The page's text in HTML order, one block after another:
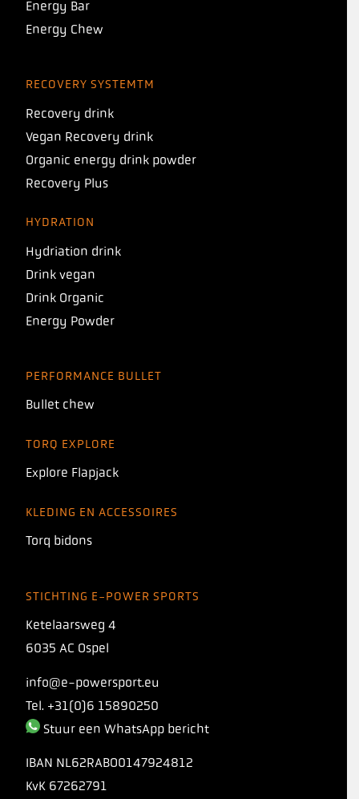
Energy Bar
Energy Chew
RECOVERY SYSTEMTM
Recovery drink
Vegan Recovery drink
Organic energy drink powder
Recovery Plus
HYDRATION
Hydriation drink
Drink vegan
Drink Organic
Energy Powder
PERFORMANCE BULLET
Bullet chew
TORQ EXPLORE
Explore Flapjack
KLEDING EN ACCESSOIRES
Torq bidons
STICHTING E-POWER SPORTS
Ketelaarsweg 4
6035 AC Ospel
info@e-powersport.eu
Tel. +31(0)6 15890250
Stuur een WhatsApp bericht
IBAN NL62RABO0147924812
KvK 67262791